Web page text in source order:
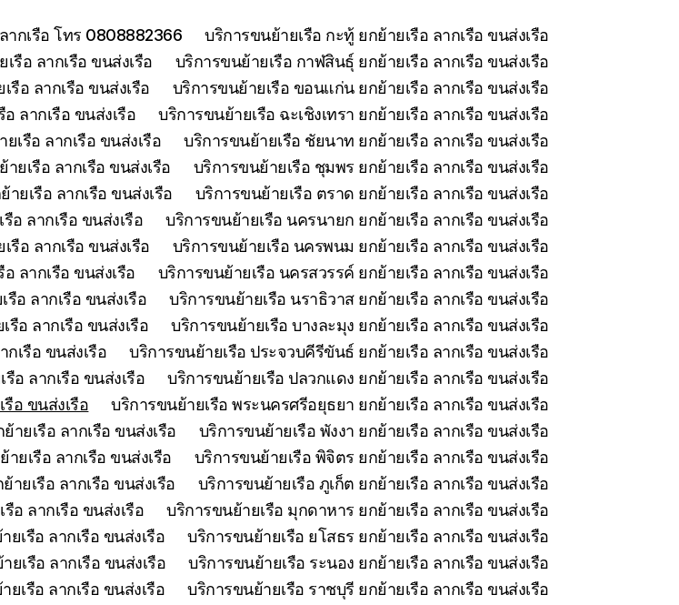
ากเรือ โทร 0808882366
บริการขนย้ายเรือ กะทู้ ยกย้ายเรือ ลากเรือ ขนส่งเรือ
รือ ลากเรือ ขนส่งเรือ
บริการขนย้ายเรือ กาฬสินธุ์ ยกย้ายเรือ ลากเรือ ขนส่งเรือ
รือ ลากเรือ ขนส่งเรือ
บริการขนย้ายเรือ ขอนแก่น ยกย้ายเรือ ลากเรือ ขนส่งเรือ
ลากเรือ ขนส่งเรือ
บริการขนย้ายเรือ ฉะเชิงเทรา ยกย้ายเรือ ลากเรือ ขนส่งเรือ
เรือ ลากเรือ ขนส่งเรือ
บริการขนย้ายเรือ ชัยนาท ยกย้ายเรือ ลากเรือ ขนส่งเรือ
ยเรือ ลากเรือ ขนส่งเรือ
บริการขนย้ายเรือ ชุมพร ยกย้ายเรือ ลากเรือ ขนส่งเรือ
ยเรือ ลากเรือ ขนส่งเรือ
บริการขนย้ายเรือ ตราด ยกย้ายเรือ ลากเรือ ขนส่งเรือ
อ ลากเรือ ขนส่งเรือ
บริการขนย้ายเรือ นครนายก ยกย้ายเรือ ลากเรือ ขนส่งเรือ
รือ ลากเรือ ขนส่งเรือ
บริการขนย้ายเรือ นครพนม ยกย้ายเรือ ลากเรือ ขนส่งเรือ
ลากเรือ ขนส่งเรือ
บริการขนย้ายเรือ นครสวรรค์ ยกย้ายเรือ ลากเรือ ขนส่งเรือ
อ ลากเรือ ขนส่งเรือ
บริการขนย้ายเรือ นราธิวาส ยกย้ายเรือ ลากเรือ ขนส่งเรือ
รือ ลากเรือ ขนส่งเรือ
บริการขนย้ายเรือ บางละมุง ยกย้ายเรือ ลากเรือ ขนส่งเรือ
เรือ ขนส่งเรือ
บริการขนย้ายเรือ ประจวบคีรีขันธ์ ยกย้ายเรือ ลากเรือ ขนส่งเรือ
อ ลากเรือ ขนส่งเรือ
บริการขนย้ายเรือ ปลวกแดง ยกย้ายเรือ ลากเรือ ขนส่งเรือ
อ ขนส่งเรือ
บริการขนย้ายเรือ พระนครศรีอยุธยา ยกย้ายเรือ ลากเรือ ขนส่งเรือ
ายเรือ ลากเรือ ขนส่งเรือ
บริการขนย้ายเรือ พังงา ยกย้ายเรือ ลากเรือ ขนส่งเรือ
ยเรือ ลากเรือ ขนส่งเรือ
บริการขนย้ายเรือ พิจิตร ยกย้ายเรือ ลากเรือ ขนส่งเรือ
ยเรือ ลากเรือ ขนส่งเรือ
บริการขนย้ายเรือ ภูเก็ต ยกย้ายเรือ ลากเรือ ขนส่งเรือ
อ ลากเรือ ขนส่งเรือ
บริการขนย้ายเรือ มุกดาหาร ยกย้ายเรือ ลากเรือ ขนส่งเรือ
เรือ ลากเรือ ขนส่งเรือ
บริการขนย้ายเรือ ยโสธร ยกย้ายเรือ ลากเรือ ขนส่งเรือ
ยเรือ ลากเรือ ขนส่งเรือ
บริการขนย้ายเรือ ระนอง ยกย้ายเรือ ลากเรือ ขนส่งเรือ
ยเรือ ลากเรือ ขนส่งเรือ
บริการขนย้ายเรือ ราชบุรี ยกย้ายเรือ ลากเรือ ขนส่งเรือ